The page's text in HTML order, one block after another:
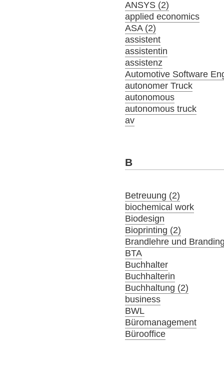
ANSYS (2)
applied economics
ASA (2)
assistent
assistentin
assistenz
Automotive Software
autonomer Truck
autonomous
autonomous truck
av
B
Betreuung (2)
biochemical work
Biodesign
Bioprinting (2)
Brandlehre und
BTA
Buchhalter
Buchhalterin
Buchhaltung (2)
business
BWL
Büromanagement
Bürooffice